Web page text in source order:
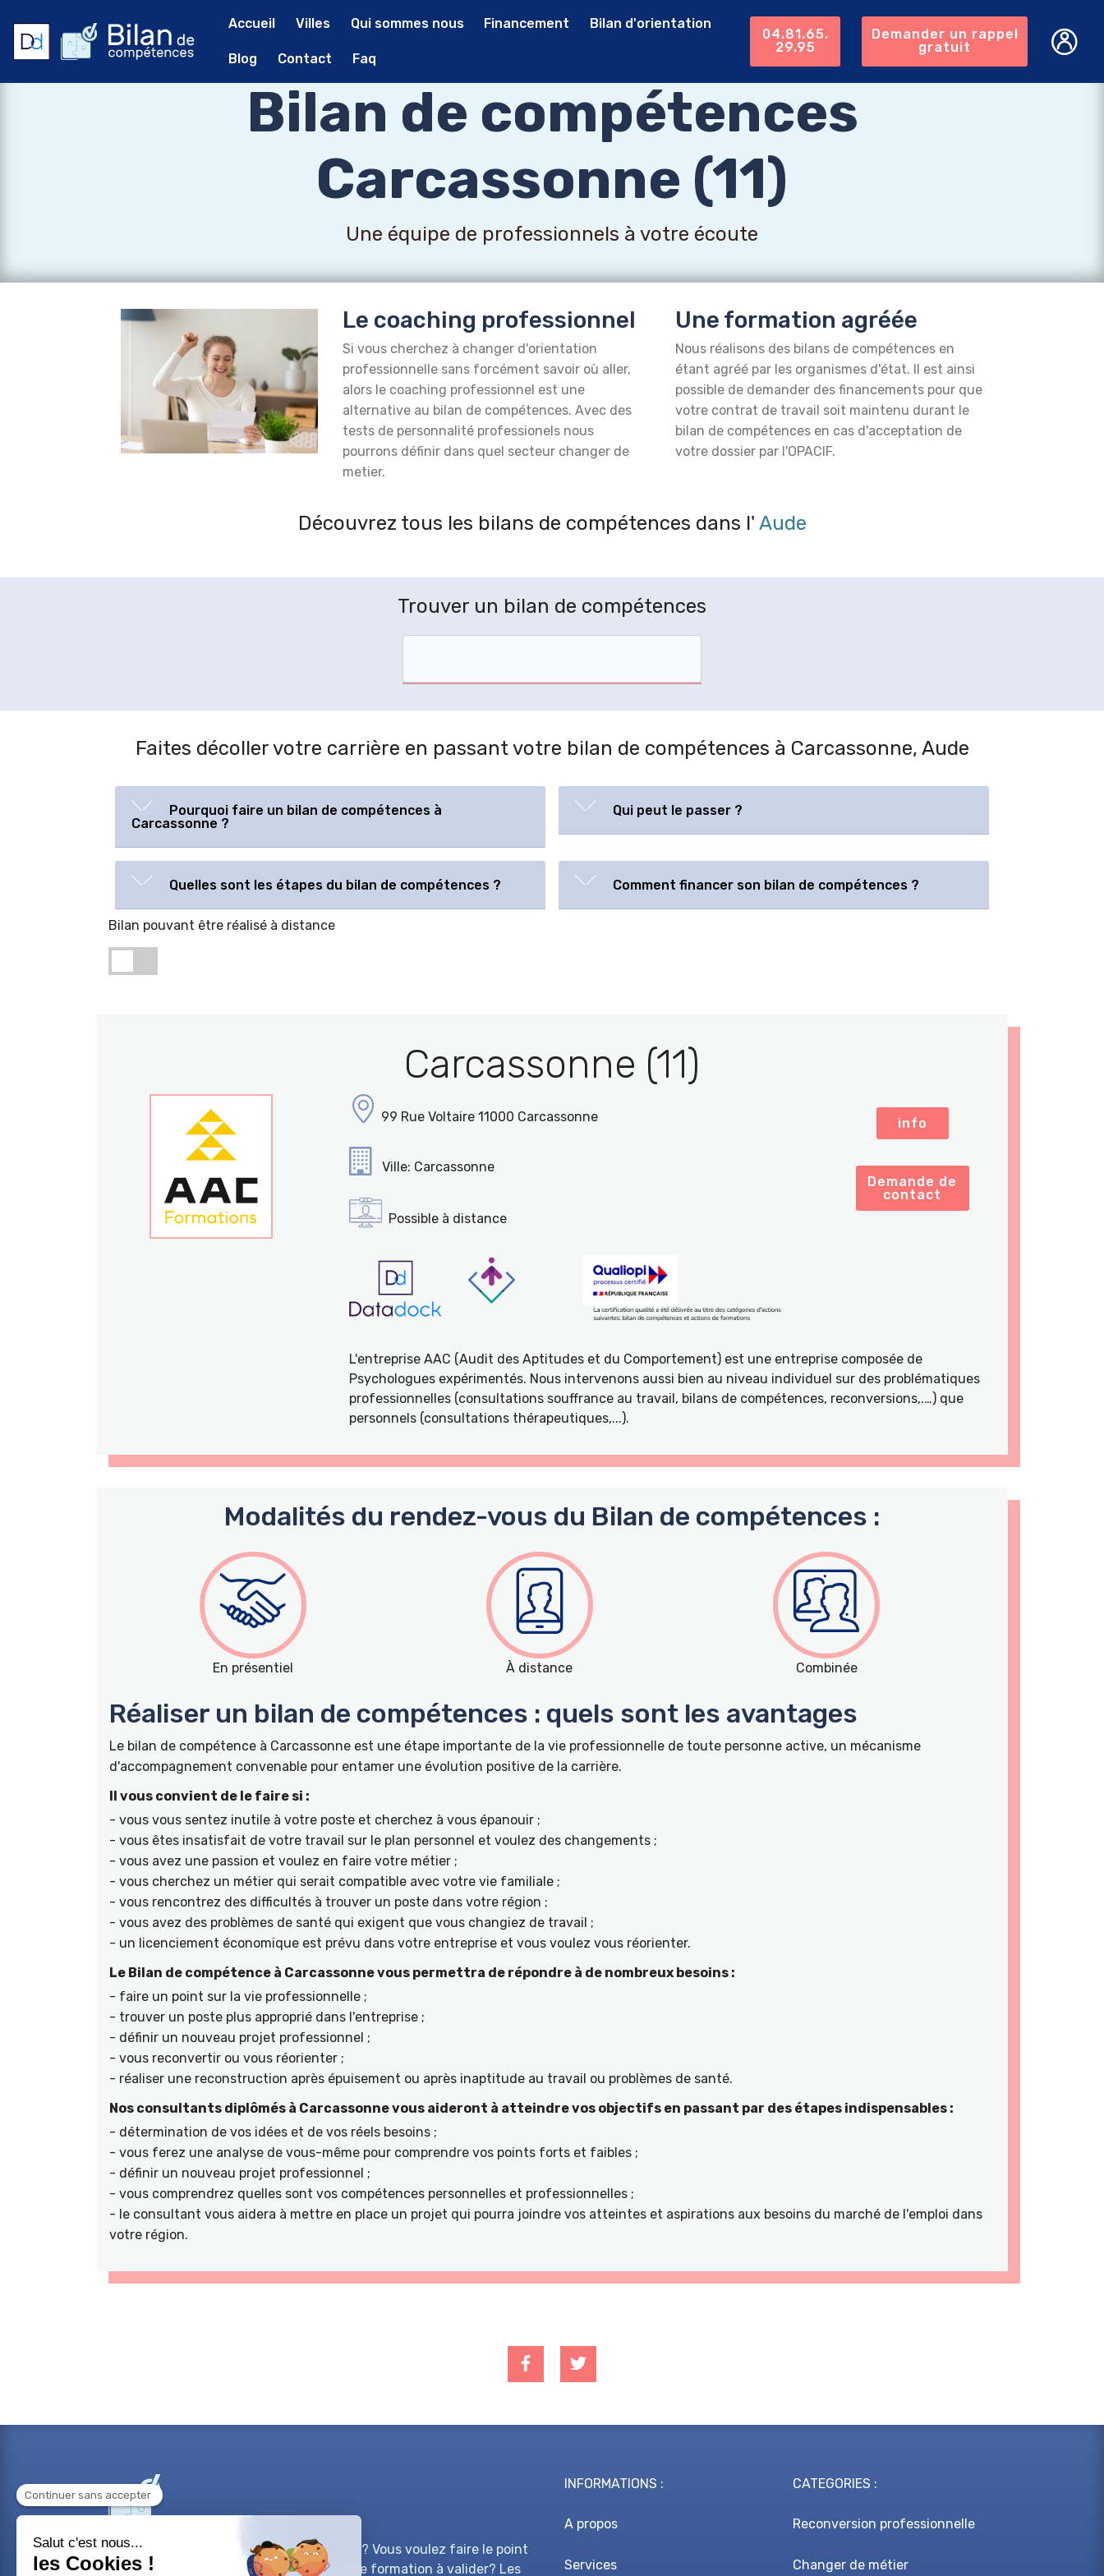
Accueil Villes Qui sommes nous Financement Bilan d'orientation
Blog Contact Faq
04.81.65.
29.95
Demander un rappel
gratuit
Bilan de compétences
Carcassonne (11)
Une équipe de professionnels à votre écoute
Le coaching professionnel
Si vous cherchez à changer d'orientation
professionnelle sans forcément savoir où aller,
alors le coaching professionnel est une
alternative au bilan de compétences. Avec des
tests de personnalité professionels nous
pourrons définir dans quel secteur changer de
metier.
Une formation agréée
Nous réalisons des bilans de compétences en
étant agréé par les organismes d'état. Il est ainsi
possible de demander des financements pour que
votre contrat de travail soit maintenu durant le
bilan de compétences en cas d'acceptation de
votre dossier par l'OPACIF.
Découvrez tous les bilans de compétences dans l' Aude
Trouver un bilan de compétences
Faites décoller votre carrière en passant votre bilan de compétences à Carcassonne, Aude
Pourquoi faire un bilan de compétences à
Carcassonne ?
Qui peut le passer ?
Quelles sont les étapes du bilan de compétences ? Comment financer son bilan de compétences ?
Bilan pouvant être réalisé à distance
Carcassonne (11)
99 Rue Voltaire 11000 Carcassonne
Ville: Carcassonne
Possible à distance
info
Demande de
contact
L'entreprise AAC (Audit des Aptitudes et du Comportement) est une entreprise composée de
Psychologues expérimentés. Nous intervenons aussi bien au niveau individuel sur des problématiques
professionnelles (consultations souffrance au travail, bilans de compétences, reconversions,.…) que
personnels (consultations thérapeutiques,...).
Modalités du rendez-vous du Bilan de compétences :
En présentiel À distance Combinée
Réaliser un bilan de compétences : quels sont les avantages
Le bilan de compétence à Carcassonne est une étape importante de la vie professionnelle de toute personne active, un mécanisme
d'accompagnement convenable pour entamer une évolution positive de la carrière.
Il vous convient de le faire si :
- vous vous sentez inutile à votre poste et cherchez à vous épanouir ;
- vous êtes insatisfait de votre travail sur le plan personnel et voulez des changements ;
- vous avez une passion et voulez en faire votre métier ;
- vous cherchez un métier qui serait compatible avec votre vie familiale ;
- vous rencontrez des difficultés à trouver un poste dans votre région ;
- vous avez des problèmes de santé qui exigent que vous changiez de travail ;
- un licenciement économique est prévu dans votre entreprise et vous voulez vous réorienter.
Le Bilan de compétence à Carcassonne vous permettra de répondre à de nombreux besoins :
- faire un point sur la vie professionnelle ;
- trouver un poste plus approprié dans l'entreprise ;
- définir un nouveau projet professionnel ;
- vous reconvertir ou vous réorienter ;
- réaliser une reconstruction après épuisement ou après inaptitude au travail ou problèmes de santé.
Nos consultants diplômés à Carcassonne vous aideront à atteindre vos objectifs en passant par des étapes indispensables :
- détermination de vos idées et de vos réels besoins ;
- vous ferez une analyse de vous-même pour comprendre vos points forts et faibles ;
- définir un nouveau projet professionnel ;
- vous comprendrez quelles sont vos compétences personnelles et professionnelles ;
- le consultant vous aidera à mettre en place un projet qui pourra joindre vos atteintes et aspirations aux besoins du marché de l'emploi dans
votre région.
Besoin d'aide sur un projet professionnel? Vous voulez faire le point
sur votre carrière? Vous avez un projet de formation à valider? Les
INFORMATIONS :
A propos
Services
CATEGORIES :
Reconversion professionnelle
Changer de métier